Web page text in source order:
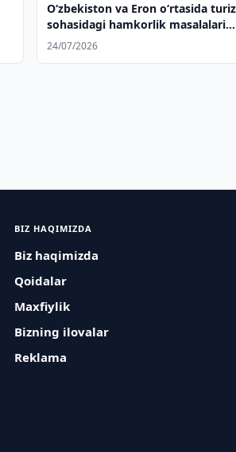
Oʻzbekiston va Eron oʻrtasida
sohasidagi hamkorlik masalalari
muhokama qilindi
24/07/2026
BIZ HAQIMIZDA
Biz haqimizda
Qoidalar
Maxfiylik
Bizning ilovalar
Reklama